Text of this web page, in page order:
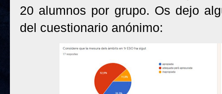
20 alumnos por grupo. Os dejo
del cuestionario anónimo: